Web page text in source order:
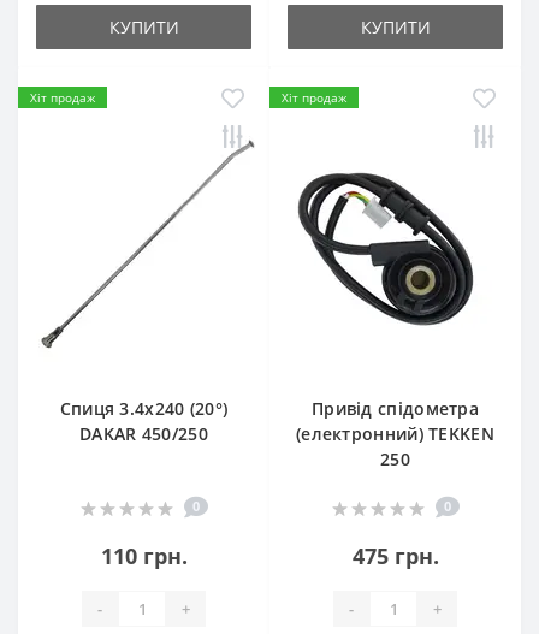
КУПИТИ КУПИТИ
Хіт продаж
Спиця 3.4х240 (20°)
DAKAR 450/250
0
110 грн.
- +
Хіт продаж
Привід спідометра
(електронний) TEKKEN
250
0
475 грн.
- +